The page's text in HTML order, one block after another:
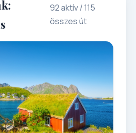
92 aktív / 115
összes út